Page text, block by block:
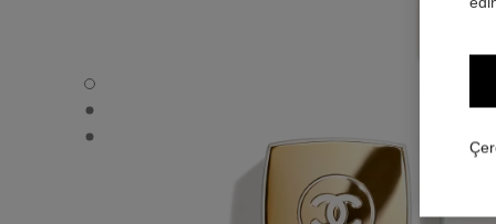
COCO MADEMOISELLE - Varsayılan görünüm
COCO MADEMOISELLE - Alternatif görünüm 1
COCO MADEMOISELLE - Diğer görünüm